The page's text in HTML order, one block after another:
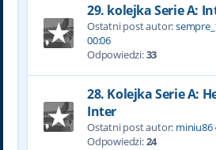
29. kolejka Serie A:
Ostatni post autor:
00:06
Odpowiedzi:33
28. Kolejka Serie A:
Inter
Ostatni post autor: miniu86
Odpowiedzi:24